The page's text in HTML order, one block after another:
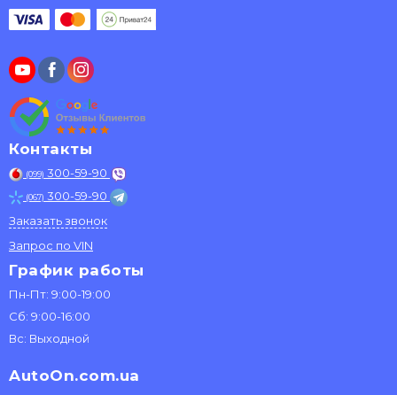
Контакты
(099) 300-59-90
(067) 300-59-90
Заказать звонок
Запрос по VIN
График работы
Пн-Пт: 9:00-19:00
Сб: 9:00-16:00
Вс: Выходной
AutoOn.com.ua